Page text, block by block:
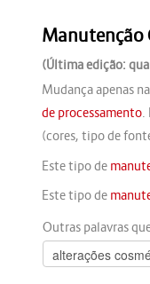
Manutenção
(Última edição:
Mudança apenas
de processamento.
(cores, tipo de
Este tipo de
Este tipo de
Outras palavras